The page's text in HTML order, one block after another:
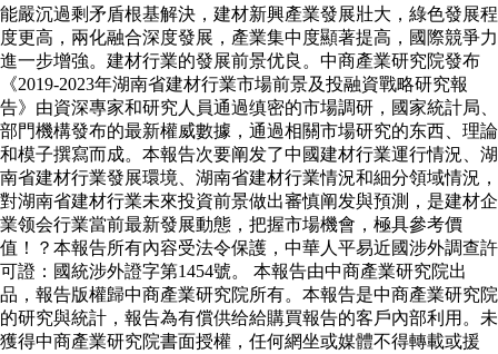
能嚴沉過剩矛盾根基解決，建材新興產業發展壯大，綠色發展程
度更高，兩化融合深度發展，產業集中度顯著提高，國際競爭力
進一步增強。建材行業的發展前景优良。中商產業研究院發布
《2019-2023年湖南省建材行業市場前景及投融資戰略研究報
告》由資深專家和研究人員通過缜密的市場調研，國家統計局、
部門機構發布的最新權威數據，通過相關市場研究的东西、理論
和模子撰寫而成。本報告次要阐发了中國建材行業運行情況、湖
南省建材行業發展環境、湖南省建材行業情況和細分領域情況，
對湖南省建材行業未來投資前景做出審慎阐发與預測，是建材企
業领会行業當前最新發展動態，把握市場機會，極具參考價
值！？本報告所有內容受法令保護，中華人平易近國涉外調查許
可證：國統涉外證字第1454號。 本報告由中商產業研究院出
品，報告版權歸中商產業研究院所有。本報告是中商產業研究院
的研究與統計，報告為有償供给給購買報告的客戶內部利用。未
獲得中商產業研究院書面授權，任何網坐或媒體不得轉載或援